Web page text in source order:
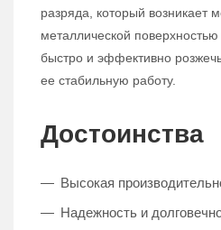
разряда, который возникает
металлической
быстро и эффективно
ее стабильную работу.
Достоинства
Высокая
Надежность и